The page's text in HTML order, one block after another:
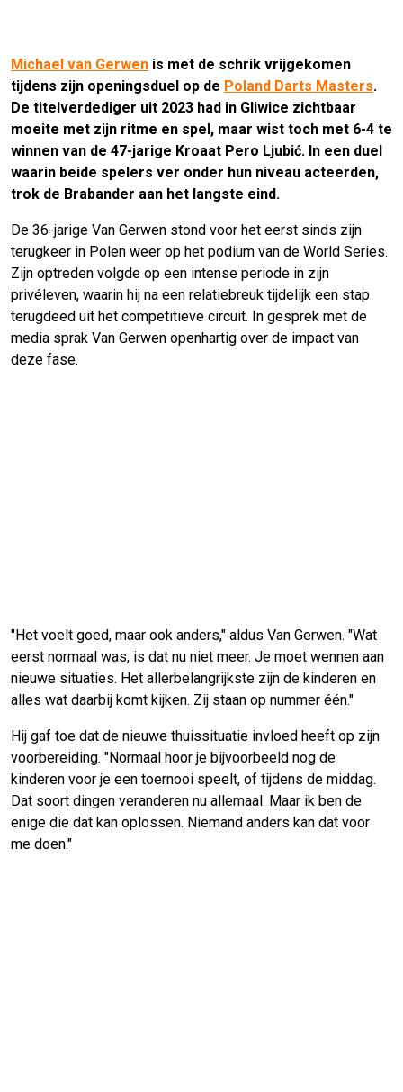
Michael van Gerwen is met de schrik vrijgekomen
tijdens zijn openingsduel op de Poland Darts Masters.
De titelverdediger uit 2023 had in Gliwice zichtbaar
moeite met zijn ritme en spel, maar wist toch met 6-4 te
winnen van de 47-jarige Kroaat Pero Ljubić. In een duel
waarin beide spelers ver onder hun niveau acteerden,
trok de Brabander aan het langste eind.
De 36-jarige Van Gerwen stond voor het eerst sinds zijn
terugkeer in Polen weer op het podium van de World Series.
Zijn optreden volgde op een intense periode in zijn
privéleven, waarin hij na een relatiebreuk tijdelijk een stap
terugdeed uit het competitieve circuit. In gesprek met de
media sprak Van Gerwen openhartig over de impact van
deze fase.
"Het voelt goed, maar ook anders," aldus Van Gerwen. "Wat
eerst normaal was, is dat nu niet meer. Je moet wennen aan
nieuwe situaties. Het allerbelangrijkste zijn de kinderen en
alles wat daarbij komt kijken. Zij staan op nummer één."
Hij gaf toe dat de nieuwe thuissituatie invloed heeft op zijn
voorbereiding. "Normaal hoor je bijvoorbeeld nog de
kinderen voor je een toernooi speelt, of tijdens de middag.
Dat soort dingen veranderen nu allemaal. Maar ik ben de
enige die dat kan oplossen. Niemand anders kan dat voor
me doen."